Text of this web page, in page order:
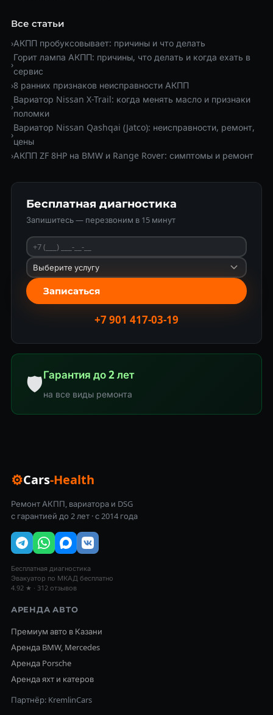
Все статьи
›АКПП пробуксовывает: причины и что делать
›
Горит лампа АКПП: причины, что делать и когда ехать в
сервис
›8 ранних признаков неисправности АКПП
›
Вариатор Nissan X-Trail: когда менять масло и признаки
поломки
›
Вариатор Nissan Qashqai (Jatco): неисправности, ремонт,
цены
›АКПП ZF 8HP на BMW и Range Rover: симптомы и ремонт
Бесплатная диагностика
Запишитесь — перезвоним в 15 минут
Записаться
+7 901 417-03-19
🛡Гарантия до 2 лет
на все виды ремонта
⚙Cars-Health
Ремонт АКПП, вариатора и DSG
с гарантией до 2 лет · с 2014 года
Бесплатная диагностика
Эвакуатор по МКАД бесплатно
4.92 ★ · 312 отзывов
АРЕНДА АВТО
Премиум авто в Казани
Аренда BMW, Mercedes
Аренда Porsche
Аренда яхт и катеров
Партнёр: KremlinCars